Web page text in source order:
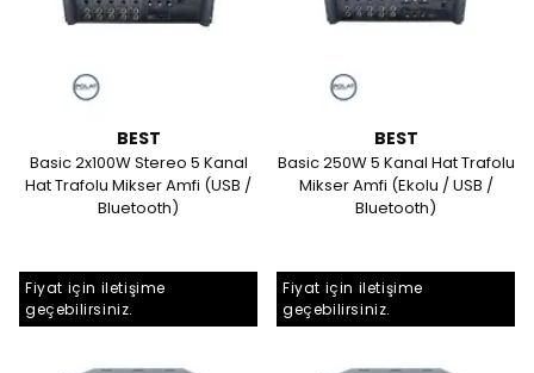
BEST
Basic 2x100W Stereo 5 Kanal
Hat Trafolu Mikser Amfi (USB /
Bluetooth)
BEST
Basic 250W 5 Kanal Hat Trafolu
Mikser Amfi (Ekolu / USB /
Bluetooth)
Fiyat için iletişime
geçebilirsiniz.
Fiyat için iletişime
geçebilirsiniz.